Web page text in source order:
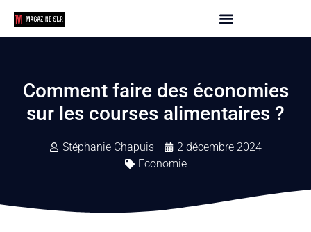
Comment faire des économies
sur les courses alimentaires ?
Stéphanie Chapuis
2 décembre 2024
Economie